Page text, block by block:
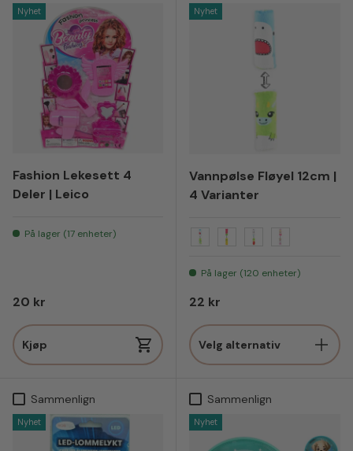
Nyhet
Fashion Lekesett 4
Deler | Leico
På lager (17 enheter)
Vanlig pris
20 kr
Kjøp
Nyhet
Vannpølse Fløyel 12cm |
4 Varianter
På lager (120 enheter)
Vanlig pris
22 kr
Velg alternativ
Sammenlign
Nyhet
Sammenlign
Nyhet